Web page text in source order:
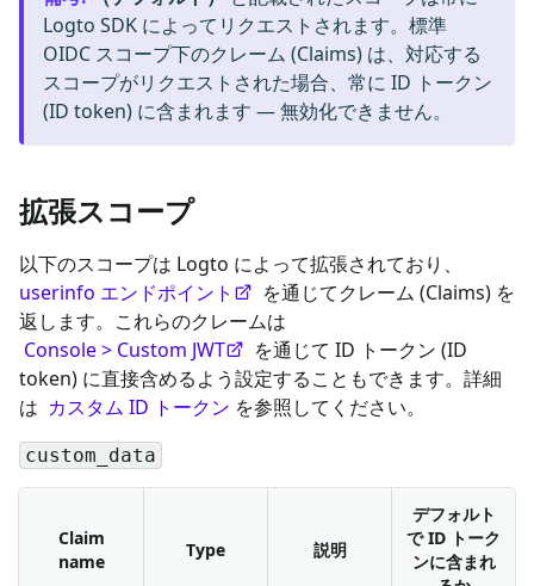
Logto SDK によってリクエストされます。標準
OIDC スコープ下のクレーム (Claims) は、対応する
スコープがリクエストされた場合、常に ID トークン
(ID token) に含まれます — 無効化できません。
拡張スコープ
以下のスコープは Logto によって拡張されており、
userinfo エンドポイント
を通じてクレーム (Claims) を
返します。これらのクレームは
Console > Custom JWT
を通じて ID トークン (ID
token) に直接含めるよう設定することもできます。詳細
は カスタム ID トークン を参照してください。
custom_data
Claim
name
Type 説明
デフォルト
で ID トーク
ンに含まれ